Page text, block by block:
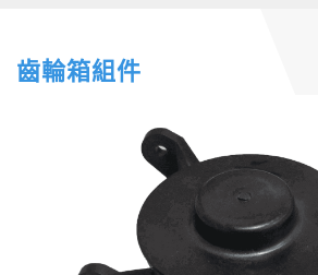
齒輪箱組件